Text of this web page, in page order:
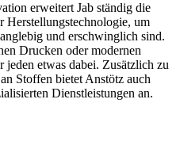
erweitert Jab ständig die
Herstellungstechnologie, um
und erschwinglich sind.
Drucken oder modernen
jeden etwas dabei. Zusätzlich zu
Stoffen bietet Anstötz auch
Dienstleistungen an.